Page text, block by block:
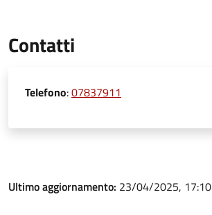
Contatti
Telefono:07837911
Ultimo aggiornamento: 23/04/2025, 17:10